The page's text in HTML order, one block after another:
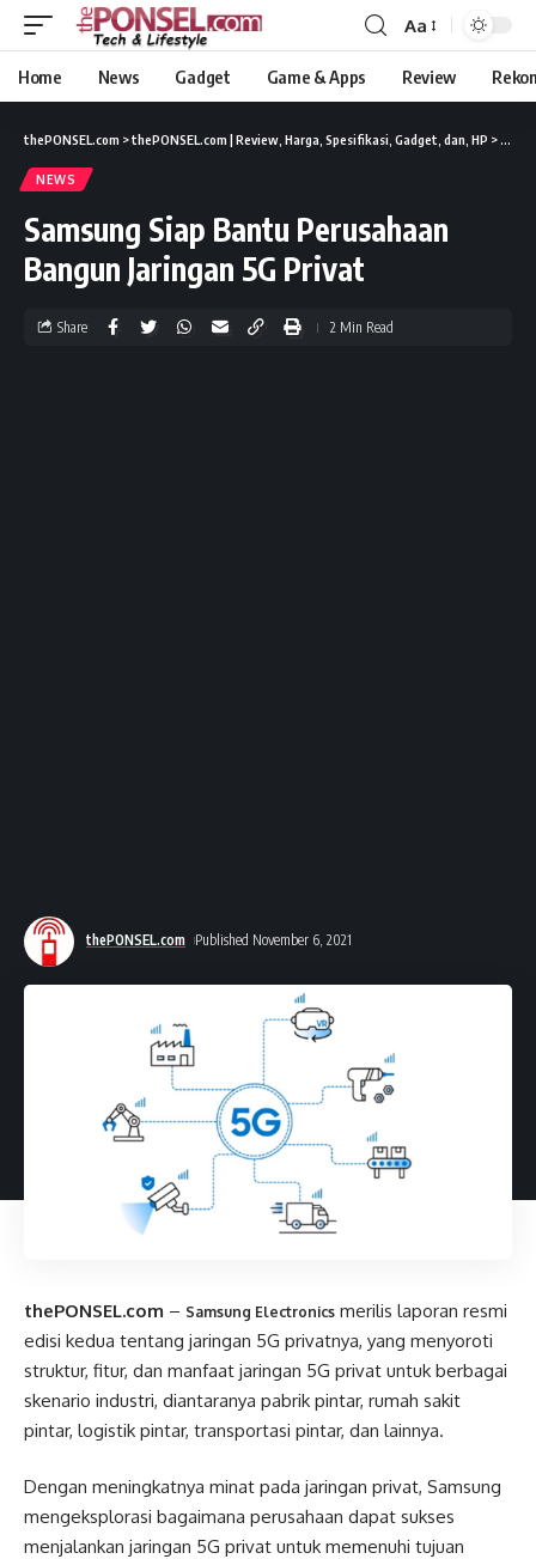
Aa
Home News Gadget Game & Apps Review
thePONSEL.com >thePONSEL.com | Review, Harga, Spesifikasi, Gadget, dan, HP > News
NEWS
Samsung Siap Bantu Perusahaan
Bangun Jaringan 5G Privat
thePONSEL.com Published November 6, 2021
Share 2 Min Read
thePONSEL.com – Samsung Electronics merilis laporan resmi
edisi kedua tentang jaringan 5G privatnya, yang menyoroti
struktur, fitur, dan manfaat jaringan 5G privat untuk berbagai
skenario industri, diantaranya pabrik pintar, rumah sakit
pintar, logistik pintar, transportasi pintar, dan lainnya.
Dengan meningkatnya minat pada jaringan privat, Samsung
mengeksplorasi bagaimana perusahaan dapat sukses
menjalankan jaringan 5G privat untuk memenuhi tujuan